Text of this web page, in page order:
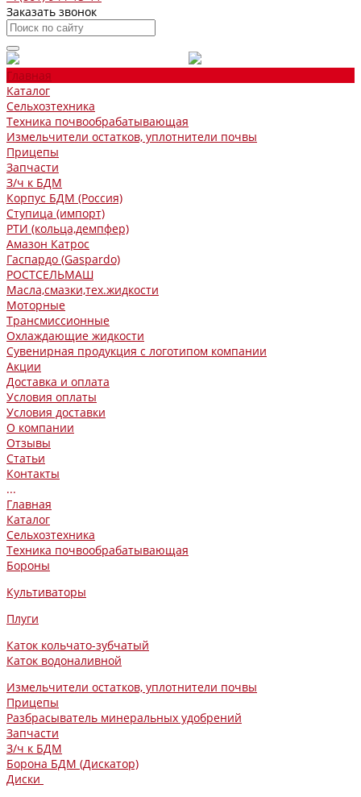
Заказать звонок
Главная
Каталог
Сельхозтехника
Техника почвообрабатывающая
Измельчители остатков, уплотнители почвы
Прицепы
Запчасти
З/ч к БДМ
Корпус БДМ (Россия)
Ступица (импорт)
РТИ (кольца,демпфер)
Амазон Катрос
Гаспардо (Gaspardo)
РОСТСЕЛЬМАШ
Масла,смазки,тех.жидкости
Моторные
Трансмиссионные
Охлаждающие жидкости
Сувенирная продукция с логотипом компании
Акции
Доставка и оплата
Условия оплаты
Условия доставки
О компании
Отзывы
Статьи
Контакты
...
Главная
Каталог
Сельхозтехника
Техника почвообрабатывающая
Бороны
Культиваторы
Плуги
Каток кольчато-зубчатый
Каток водоналивной
Измельчители остатков, уплотнители почвы
Прицепы
Разбрасыватель минеральных удобрений
Запчасти
З/ч к БДМ
Борона БДМ (Дискатор)
Диски